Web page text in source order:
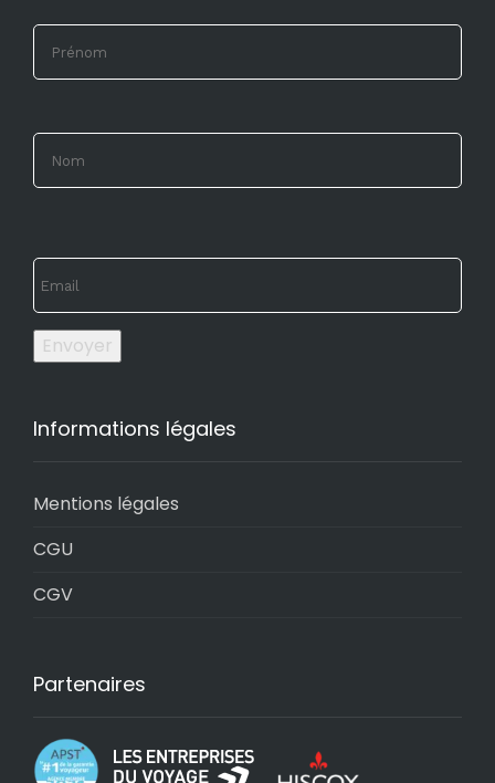
Envoyer
Informations légales
Mentions légales
CGU
CGV
Partenaires